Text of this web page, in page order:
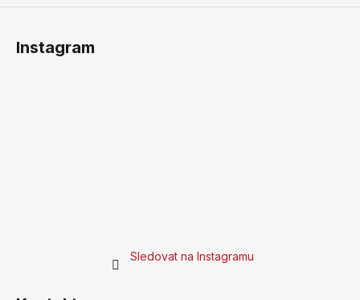
Instagram
Sledovat na Instagramu